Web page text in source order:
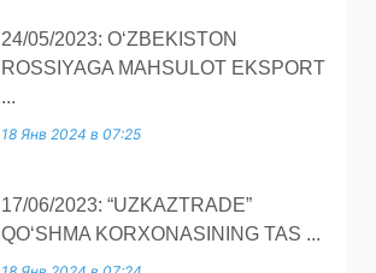
24/05/2023: O‘ZBEKISTON
ROSSIYAGA MAHSULOT EKSPORT
...
18 Янв 2024 в 07:25
17/06/2023: “UZKAZTRADE”
QOʻSHMA KORXONASINING TAS ...